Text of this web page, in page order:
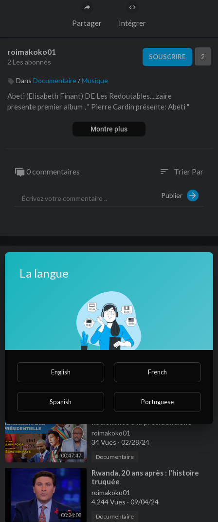
Partager Intégrer
roimakoko01
2 Les abonnés
SOUSCRIRE 2
Dans Documentaire/Musique
⁣Abeti (Elisabeth Finant) DE Les Redoutables....zaire
presente premier album , " Pierre Cardin présente: Abeti "
Montre plus
0 commentaires sort Trier Par
Publier
Suivant
00:48:03
RDC ?
roimakoko01
1,803 Vues·02/24/24
Documentaire
face à son avenir politique
121 Vues·02/24/24
00:47:47
⁣La chronique : Les batailles de
roimakoko01
34 Vues · 02/28/24
Documentaire
00:24:08
⁣Rwanda, 20 ans après : l'histoire
truquée
roimakoko01
4,244 Vues · 09/04/24
Documentaire
La langue
English French
Spanish Portuguese